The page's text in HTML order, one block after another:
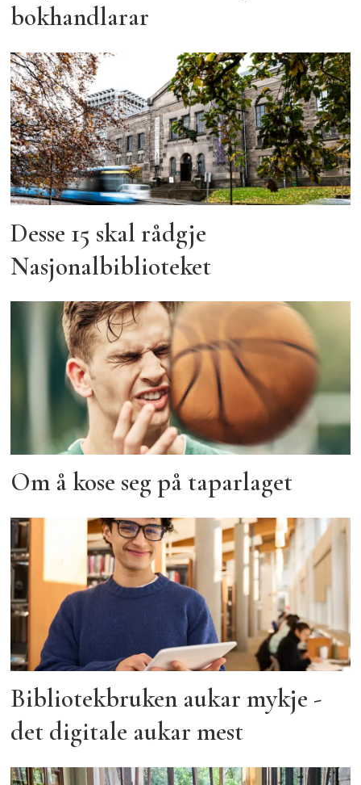
bokhandlarar
Desse 15 skal rådgje
Nasjonalbiblioteket
Om å kose seg på taparlaget
Bibliotekbruken aukar mykje -
det digitale aukar mest